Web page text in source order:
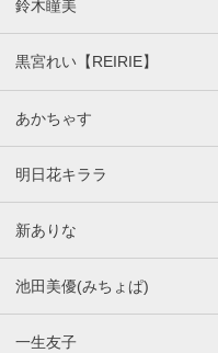
鈴木瞳美
黒宮れい【REIRIE】
あかちゃす
明日花キララ
新ありな
池田美優(みちょぱ)
一生友子